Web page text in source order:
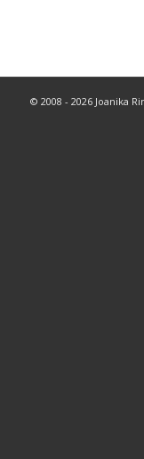
© 2008 - 2026 Joanika